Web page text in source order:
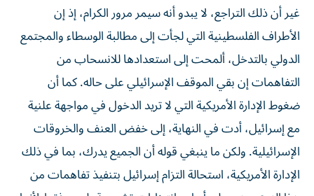
غير أن ذلك التراجع، لا يبدو أنه سيمر مرور الكرام، إذ إن
الأطراف الفلسطينية التي لجأت إلى مطالبة الوسطاء والمجتمع
الدولي بالتدخل، ألمحت إلى استعدادها للانسحاب من
التفاهمات إن بقي الموقف الإسرائيلي على حاله. كما أن
ضغوط الإدارة الأمريكية التي لا تريد الدخول في مواجهة علنية
مع إسرائيل، أدت في النهاية، إلى خفض العنف والخروقات
الإسرائيلية. ولكن ما ينبغي قوله أن الجميع يدرك، بما في ذلك
الإدارة الأمريكية، استحالة التزام إسرائيل بتنفيذ تفاهمات من